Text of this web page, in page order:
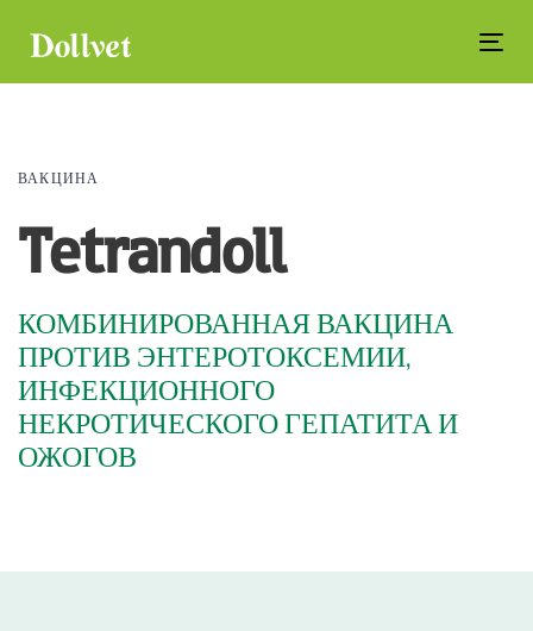
links
primary
ВАКЦИНА
Tetrandoll
КОМБИНИРОВАННАЯ ВАКЦИНА
ПРОТИВ ЭНТЕРОТОКСЕМИИ,
ИНФЕКЦИОННОГО
НЕКРОТИЧЕСКОГО ГЕПАТИТА И
ОЖОГОВ